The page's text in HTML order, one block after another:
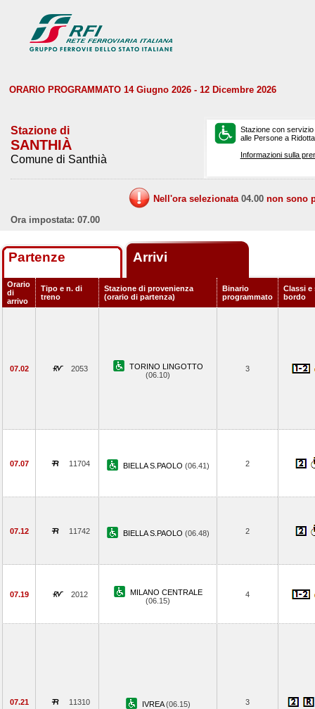
ORARIO PROGRAMMATO 14 Giugno 2026 - 12 Dicembre 2026
Stazione di
SANTHIÀ
Comune di Santhià
Stazione con
alle Persone a
Informazioni sulla
Nell'ora selezionata 04.00 non sono
Ora impostata: 07.00
Partenze Arrivi
Orario
di
arrivo
Tipo e n. di
treno
Stazione di provenienza
(orario di partenza)
Binario
programmato
Classi e
bordo
07.02 2053
TORINO LINGOTTO
(06.10)
3
07.07 11704 BIELLA S.PAOLO (06.41) 2
07.12 11742 BIELLA S.PAOLO (06.48) 2
07.19 2012
MILANO CENTRALE
(06.15)
4
07.21 11310 IVREA(06.15) 3